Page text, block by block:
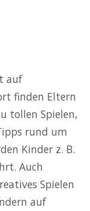
auf
finden Eltern
tollen Spielen,
rund um
Kinder z. B.
Auch
Spielen
auf